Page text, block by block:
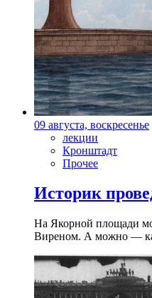
09 августа, воскресенье
лекции
Кронштадт
Прочее
Историк
На Якорной площади
Виреном. А можно —